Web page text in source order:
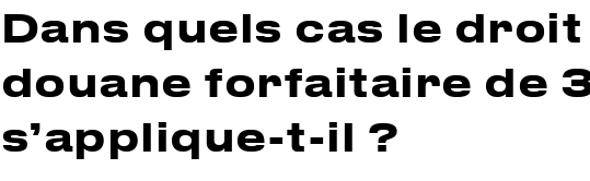
Dans quels cas le droit
douane forfaitaire de
s’applique-t-il ?